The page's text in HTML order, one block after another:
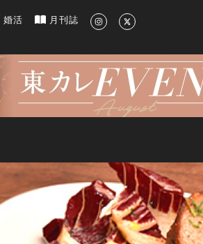
、洗練されたライフスタイル情報
活 月刊誌